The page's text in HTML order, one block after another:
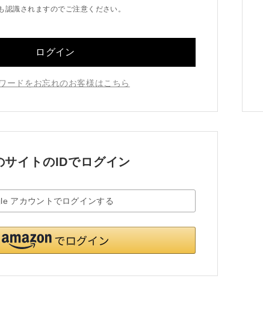
識されますのでご注意ください。
ログイン
ードをお忘れのお客様はこちら
サイトのIDでログイン
アカウント でログインする